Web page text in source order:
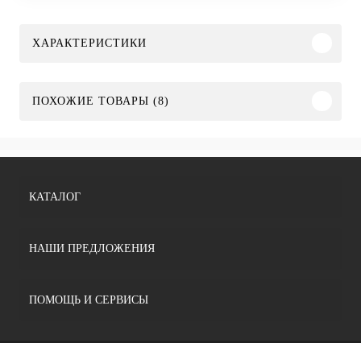
ХАРАКТЕРИСТИКИ
ПОХОЖИЕ ТОВАРЫ (8)
КАТАЛОГ
НАШИ ПРЕДЛОЖЕНИЯ
ПОМОЩЬ И СЕРВИСЫ